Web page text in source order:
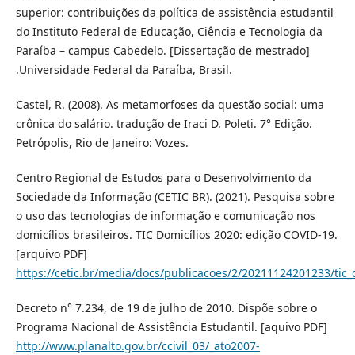
superior: contribuições da política de assistência estudantil
do Instituto Federal de Educação, Ciência e Tecnologia da
Paraíba – campus Cabedelo. [Dissertação de mestrado]
.Universidade Federal da Paraíba, Brasil.
Castel, R. (2008). As metamorfoses da questão social: uma
crônica do salário. tradução de Iraci D. Poleti. 7° Edição.
Petrópolis, Rio de Janeiro: Vozes.
Centro Regional de Estudos para o Desenvolvimento da
Sociedade da Informação (CETIC BR). (2021). Pesquisa sobre
o uso das tecnologias de informação e comunicação nos
domicílios brasileiros. TIC Domicílios 2020: edição COVID-19.
[arquivo PDF]
https://cetic.br/media/docs/publicacoes/2/20211124201233/
Decreto n° 7.234, de 19 de julho de 2010. Dispõe sobre o
Programa Nacional de Assistência Estudantil. [aquivo PDF]
http://www.planalto.gov.br/ccivil_03/_ato2007-